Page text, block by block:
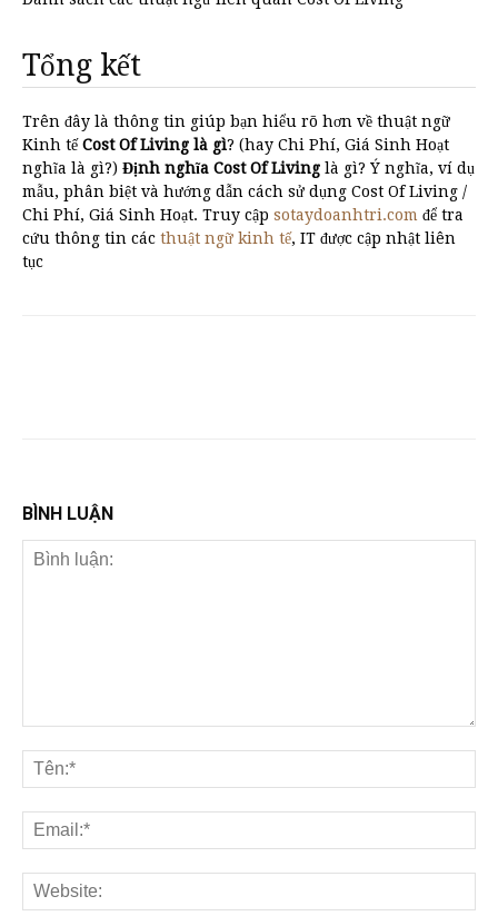
Tổng kết
Trên đây là thông tin giúp bạn hiểu rõ hơn về thuật ngữ
Kinh tếCost Of Living là gì? (hay Chi Phí, Giá Sinh Hoạt
nghĩa là gì?) Định nghĩa Cost Of Living là gì? Ý nghĩa, ví dụ
mẫu, phân biệt và hướng dẫn cách sử dụng Cost Of Living /
Chi Phí, Giá Sinh Hoạt. Truy cập sotaydoanhtri.com để tra
cứu thông tin các thuật ngữ kinh tế, IT được cập nhật liên
tục
BÌNH LUẬN